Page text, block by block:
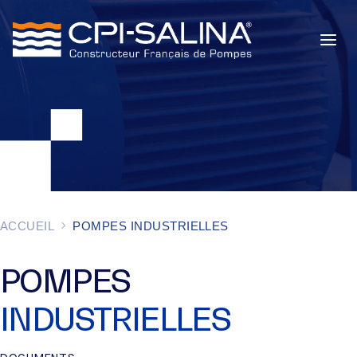
SERVICES
À PROPOS
ACCUEIL POMPES INDUSTRIELLES
POMPES
INDUSTRIELLES